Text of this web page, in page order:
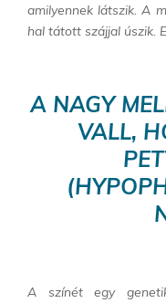
amilyennek látszik. A
hal tátott szájjal úszik.
A NAGY
VALL,
A színét egy